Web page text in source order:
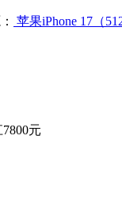
苹果iPhone 17（
元